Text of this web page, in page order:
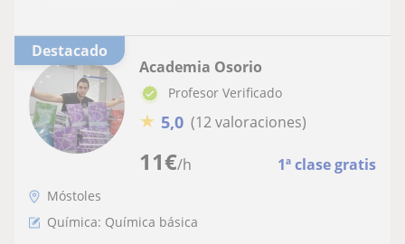
Destacado
11€/h 1ª clase gratis
Academia Osorio
Profesor Verificado
★ 5,0 (12 valoraciones)
Móstoles
Química: Química básica